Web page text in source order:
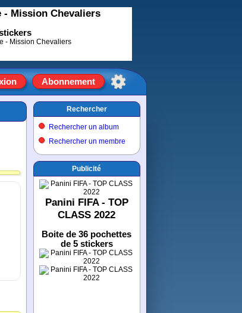
Abonnement
Rechercher
Rechercher un album
Rechercher un membre
Publicité
Panini FIFA - TOP
CLASS 2022
Boite de 36 pochettes
de 5 stickers
- Mission Chevaliers